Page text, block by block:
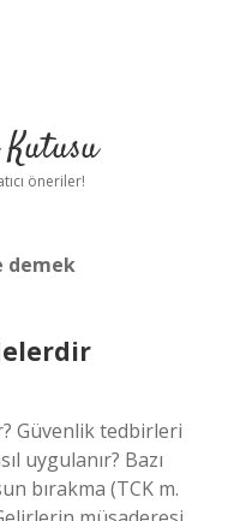
öneriler!
demek
Güvenlik tedbirleri
uygulanır? Bazı
bırakma (TCK m.